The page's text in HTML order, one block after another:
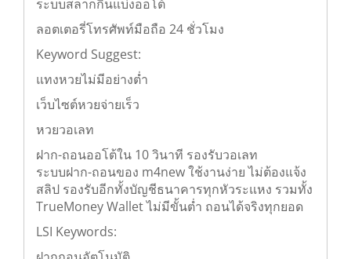
ระบบสลากกินแบ่งออโต้
ลอตเตอรี่โทรศัพท์มือถือ 24 ชั่วโมง
Keyword Suggest:
แทงหวยไม่มีอย่างต่ำ
หวยวอเลท
ฝาก-ถอนออโต้ใน 10 วินาที รองรับวอเลท
ระบบฝาก-ถอนของ m4new ใช้งานง่าย ไม่ต้องแจ้ง
สลิป รองรับอีกทั้งบัญชีธนาคารทุกหัวระแหง รวมทั้ง
TrueMoney Wallet ไม่มีขั้นต่ำ ถอนได้จริงทุกยอด
LSI Keywords: